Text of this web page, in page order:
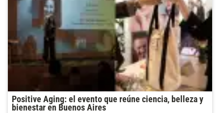
Positive Aging: el evento que reúne ciencia, belleza y
bienestar en Buenos Aires